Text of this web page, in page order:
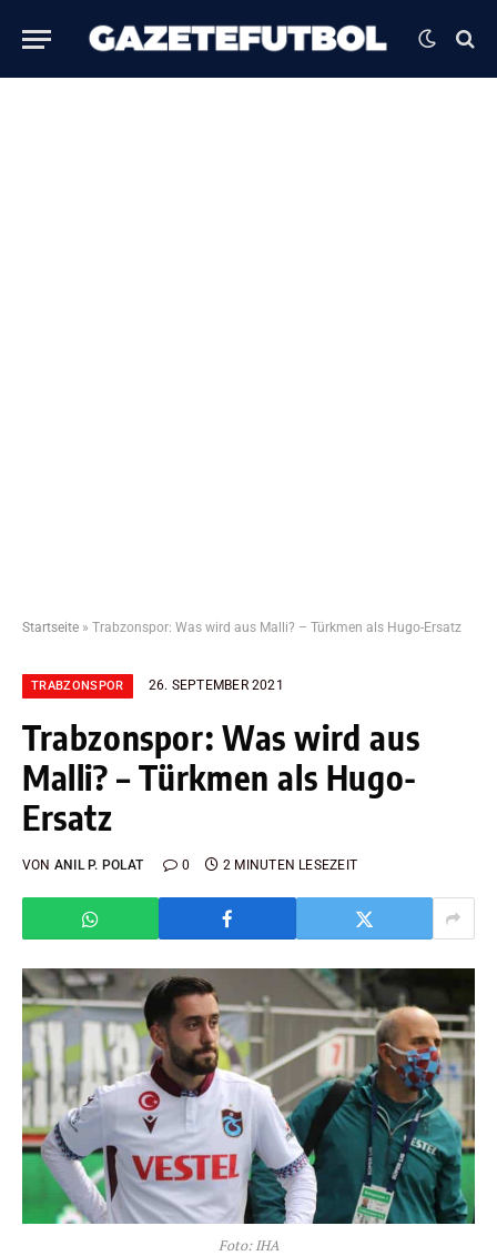
Startseite » Trabzonspor: Was wird aus Malli? – Türkmen als Hugo-Ersatz
TRABZONSPOR 26. SEPTEMBER 2021
Trabzonspor: Was wird aus
Malli? – Türkmen als Hugo-
Ersatz
VON ANIL P. POLAT 0 2 MINUTEN LESEZEIT
Foto: IHA